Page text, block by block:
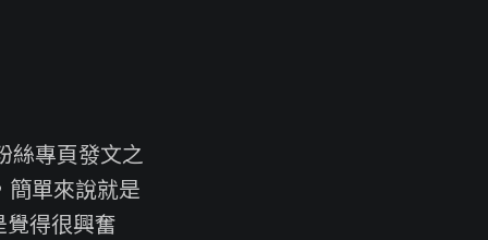
絲專頁發文之
簡單來說就是
得很興奮